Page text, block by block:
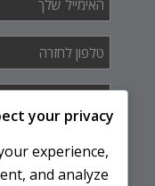
שלך *
לחזרה *
איך
יכולים
לך?
your privacy
experience,
and analyze